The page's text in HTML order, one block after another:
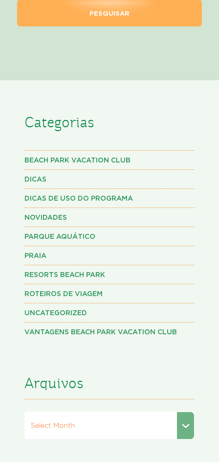
Categorias
BEACH PARK VACATION CLUB
DICAS
DICAS DE USO DO PROGRAMA
NOVIDADES
PARQUE AQUÁTICO
PRAIA
RESORTS BEACH PARK
ROTEIROS DE VIAGEM
UNCATEGORIZED
VANTAGENS BEACH PARK VACATION CLUB
Arquivos
Select Month